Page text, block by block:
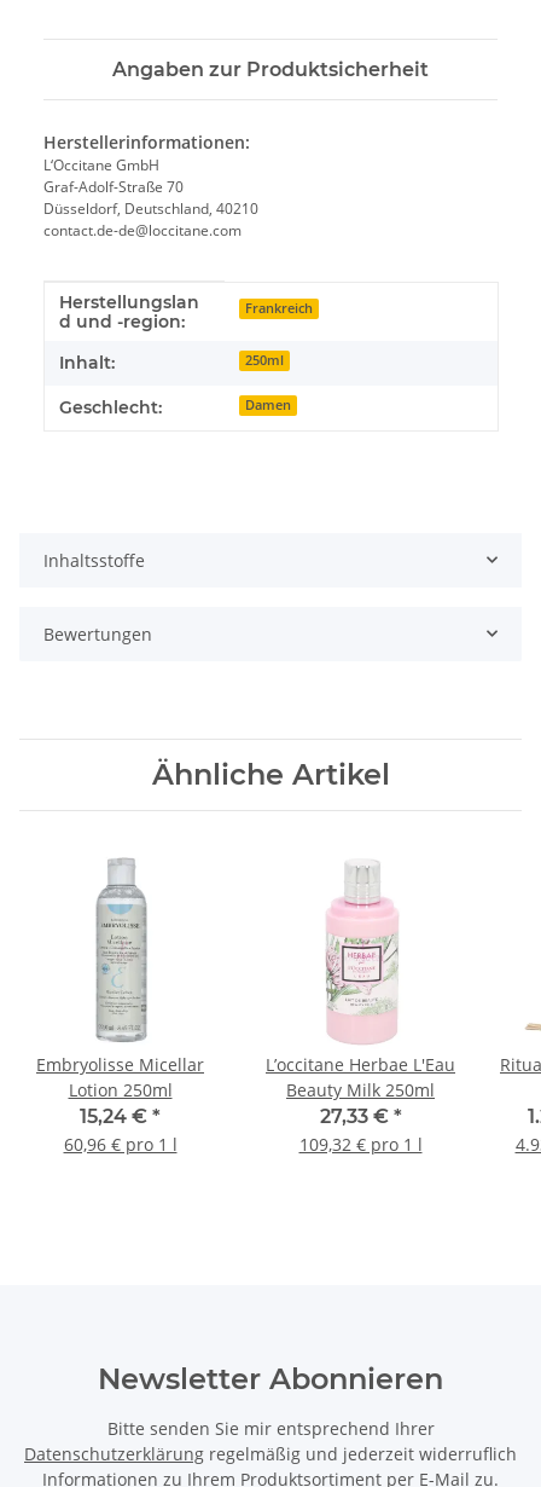
Angaben zur Produktsicherheit
Herstellerinformationen:
L‘Occitane GmbH
Graf-Adolf-Straße 70
Düsseldorf, Deutschland, 40210
contact.de-de@loccitane.com
Produkteigenschaft
Wert
Herstellungslan
d und -region:
Frankreich
Inhalt: 250ml
Geschlecht: Damen
Inhaltsstoffe
Bewertungen
Ähnliche Artikel
Embryolisse Micellar
Lotion 250ml
15,24 € *
60,96 € pro 1 l
L’occitane Herbae L'Eau
Beauty Milk 250ml
27,33 € *
109,32 € pro 1 l
Newsletter Abonnieren
Bitte senden Sie mir entsprechend Ihrer
Datenschutzerklärung regelmäßig und jederzeit widerruflich
Informationen zu Ihrem Produktsortiment per E-Mail zu.